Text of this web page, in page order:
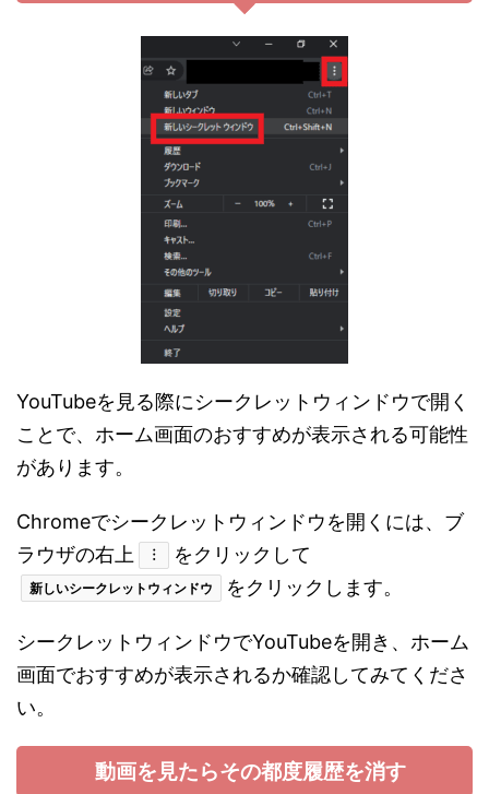
YouTubeを見る際にシークレットウィンドウで開く
ことで、ホーム画面のおすすめが表示される可能性
があります。
Chromeでシークレットウィンドウを開くには、ブ
ラウザの右上
︙ をクリックして
新しいシークレットウィンドウ をクリックします。
シークレットウィンドウでYouTubeを開き、ホーム
画面でおすすめが表示されるか確認してみてくださ
い。
動画を見たらその都度履歴を消す